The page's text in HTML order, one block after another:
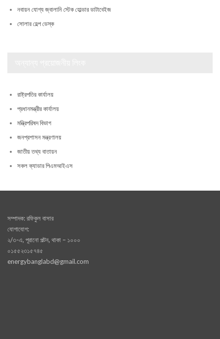
নবায়ন যোগ্য জ্বালানি স্টেক হোল্ডার ডাটাবেইজ
সোলার হেল্প ডেস্ক
রাষ্ট্রপতির কার্যালয়
প্রধানমন্ত্রীর কার্যালয়
মন্ত্রিপরিষদ বিভাগ
জনপ্রশাসন মন্ত্রণালয়
জাতীয় তথ্য বাতায়ন
সকল ক্যাডার পিএমআইএস
সম্পাদক: রফিকুল বাসার
যোগাযোগ:
২/৩-এ, পূরানো পল্টন, থাকা – ১০০০
০১৫৫২৩১৫৭৪৫
energybanglabd@gmail.com